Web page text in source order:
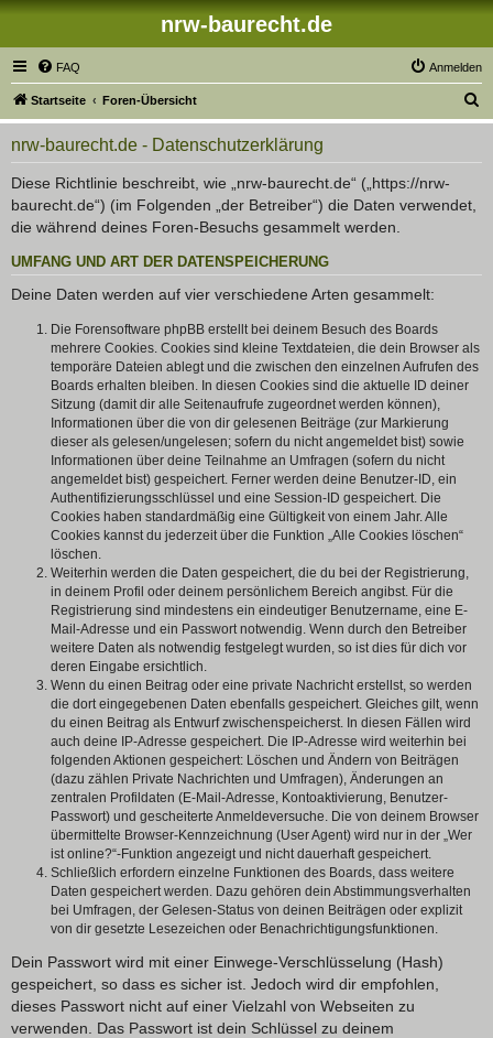
nrw-baurecht.de
FAQ Anmelden
Startseite Foren-Übersicht
u
nrw-baurecht.de - Datenschutzerklärung
Diese Richtlinie beschreibt, wie „nrw-baurecht.de“ („https://nrw-
baurecht.de“) (im Folgenden „der Betreiber“) die Daten verwendet,
die während deines Foren-Besuchs gesammelt werden.
UMFANG UND ART DER DATENSPEICHERUNG
Deine Daten werden auf vier verschiedene Arten gesammelt:
Die Forensoftware phpBB erstellt bei deinem Besuch des Boards
mehrere Cookies. Cookies sind kleine Textdateien, die dein Browser als
temporäre Dateien ablegt und die zwischen den einzelnen Aufrufen des
Boards erhalten bleiben. In diesen Cookies sind die aktuelle ID deiner
Sitzung (damit dir alle Seitenaufrufe zugeordnet werden können),
Informationen über die von dir gelesenen Beiträge (zur Markierung
dieser als gelesen/ungelesen; sofern du nicht angemeldet bist) sowie
Informationen über deine Teilnahme an Umfragen (sofern du nicht
angemeldet bist) gespeichert. Ferner werden deine Benutzer-ID, ein
Authentifizierungsschlüssel und eine Session-ID gespeichert. Die
Cookies haben standardmäßig eine Gültigkeit von einem Jahr. Alle
Cookies kannst du jederzeit über die Funktion „Alle Cookies löschen“
löschen.
Weiterhin werden die Daten gespeichert, die du bei der Registrierung,
in deinem Profil oder deinem persönlichem Bereich angibst. Für die
Registrierung sind mindestens ein eindeutiger Benutzername, eine E-
Mail-Adresse und ein Passwort notwendig. Wenn durch den Betreiber
weitere Daten als notwendig festgelegt wurden, so ist dies für dich vor
deren Eingabe ersichtlich.
Wenn du einen Beitrag oder eine private Nachricht erstellst, so werden
die dort eingegebenen Daten ebenfalls gespeichert. Gleiches gilt, wenn
du einen Beitrag als Entwurf zwischenspeicherst. In diesen Fällen wird
auch deine IP-Adresse gespeichert. Die IP-Adresse wird weiterhin bei
folgenden Aktionen gespeichert: Löschen und Ändern von Beiträgen
(dazu zählen Private Nachrichten und Umfragen), Änderungen an
zentralen Profildaten (E-Mail-Adresse, Kontoaktivierung, Benutzer-
Passwort) und gescheiterte Anmeldeversuche. Die von deinem Browser
übermittelte Browser-Kennzeichnung (User Agent) wird nur in der „Wer
ist online?“-Funktion angezeigt und nicht dauerhaft gespeichert.
Schließlich erfordern einzelne Funktionen des Boards, dass weitere
Daten gespeichert werden. Dazu gehören dein Abstimmungsverhalten
bei Umfragen, der Gelesen-Status von deinen Beiträgen oder explizit
von dir gesetzte Lesezeichen oder Benachrichtigungsfunktionen.
Dein Passwort wird mit einer Einwege-Verschlüsselung (Hash)
gespeichert, so dass es sicher ist. Jedoch wird dir empfohlen,
dieses Passwort nicht auf einer Vielzahl von Webseiten zu
verwenden. Das Passwort ist dein Schlüssel zu deinem